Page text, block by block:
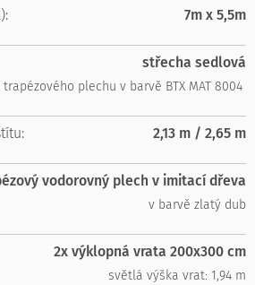
7m x 5,5m
střecha sedlová
trapézového plechu v barvě BTX MAT 8004
2,13 m / 2,65 m
vodorovný plech v imitací dřeva
v barvě zlatý dub
2x výklopná vrata 200x300 cm
světlá výška vrat: 1,94 m